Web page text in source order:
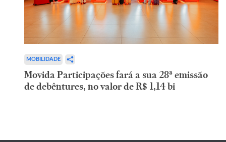
MOBILIDADE
Movida Participações fará a sua 28ª emissão
de debêntures, no valor de R$ 1,14 bi